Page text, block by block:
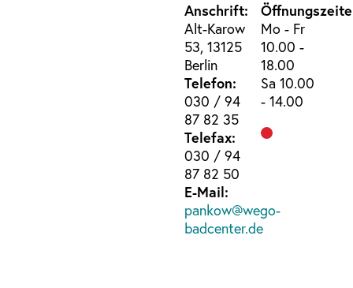
Anschrift:
Alt-Karow
53, 13125
Berlin
Telefon:
030 / 94
87 82 35
Telefax:
030 / 94
87 82 50
E-Mail:
pankow@wego-
badcenter.de
Mo - Fr
10.00 -
18.00
Sa 10.00
- 14.00